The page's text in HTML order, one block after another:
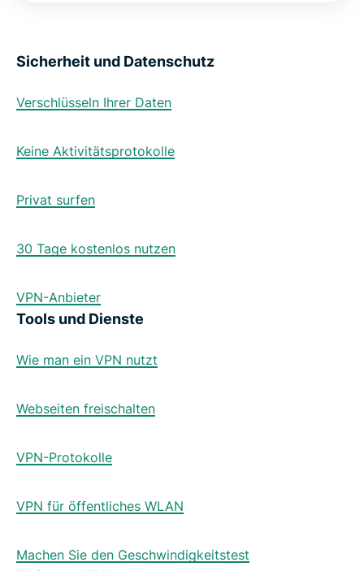
Sicherheit und Datenschutz
Verschlüsseln Ihrer Daten
Keine Aktivitätsprotokolle
Privat surfen
30 Tage kostenlos nutzen
VPN-Anbieter
Tools und Dienste
Wie man ein VPN nutzt
Webseiten freischalten
VPN-Protokolle
VPN für öffentliches WLAN
Machen Sie den Geschwindigkeitstest